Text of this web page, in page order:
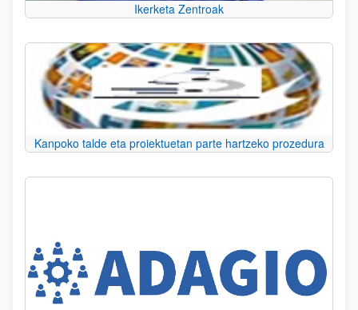
Ikerketa Zentroak
Kanpoko talde eta proiektuetan parte hartzeko prozedura